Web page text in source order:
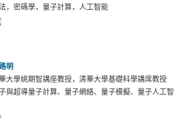
，密碼學，量子計算，人工智能
明
大學姚期智講座教授，清華大學基礎科學講席教授
與超導量子計算、量子網絡、量子模擬、量子人工智